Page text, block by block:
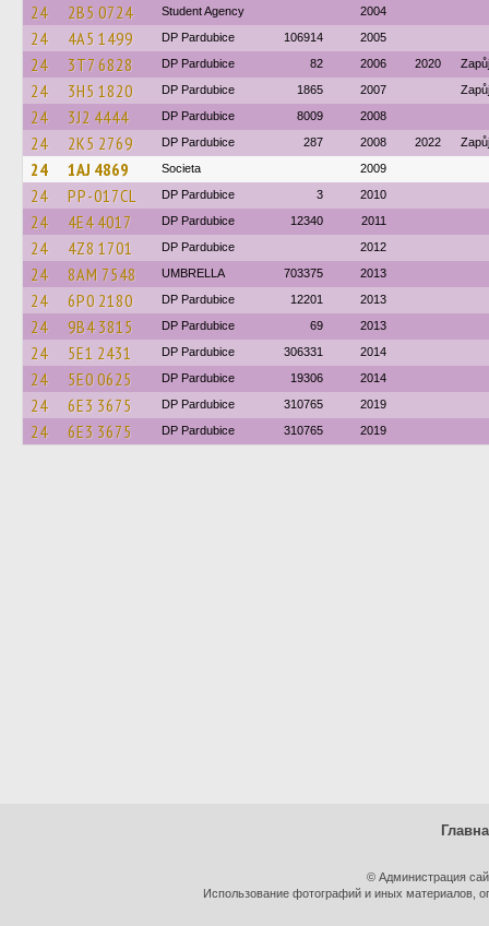
24 2B5 0724 Student Agency 2004
24 4A5 1499 DP Pardubice 106914 2005
24 3T7 6828 DP Pardubice 82 2006 2020
24 3H5 1820 DP Pardubice 1865 2007
24 3J2 4444 DP Pardubice 8009 2008
24 2K5 2769 DP Pardubice 287 2008 2022
24 1AJ 4869 Societa 2009
24 PP-017CL DP Pardubice 3 2010
24 4E4 4017 DP Pardubice 12340 2011
24 4Z8 1701 DP Pardubice 2012
24 8AM 7548 UMBRELLA 703375 2013
24 6P0 2180 DP Pardubice 12201 2013
24 9B4 3815 DP Pardubice 69 2013
24 5E1 2431 DP Pardubice 306331 2014
24 5E0 0625 DP Pardubice 19306 2014
24 6E3 3675 DP Pardubice 310765 2019
24 6E3 3675 DP Pardubice 310765 2019
© Администрация
Использование фотографий и иных материалов,